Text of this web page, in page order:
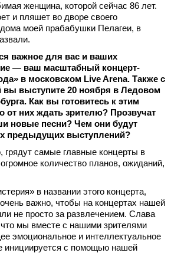
женщина, которой сейчас 86 лет.
и пляшет во дворе своего
моей прабабушки Пелагеи, в
важное для вас и ваших
— ваш масштабный концерт-
в московском Live Arena. Также с
вы выступите 20 ноября в Ледовом
Как вы готовитесь к этим
от них ждать зрителю? Прозвучат
новые песни? Чем они будут
предыдущих выступлений?
самые главные концерты в
количество планов, ожиданий,
в названии этого концерта,
важно, чтобы на концертах нашей
не просто за развлечением. Слава
что мы вместе с нашими зрителями
эмоциональное и интеллектуальное
инициируется с помощью нашей